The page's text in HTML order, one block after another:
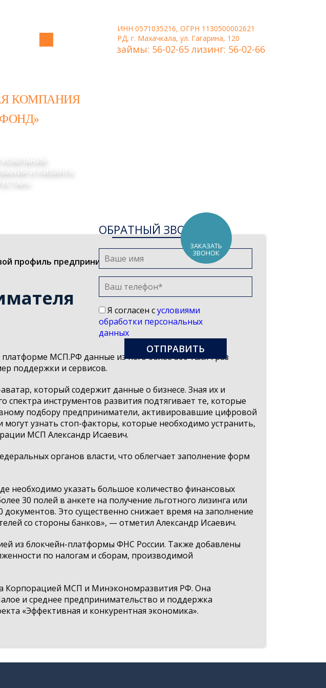
ИНН 0571035216, ОГРН 1130500002621
РД, г. Махачкала, ул. Гагарина, 120
займы: 56-02-65 лизинг: 56-02-66
КОМПАНИЯ
И ЛИЗИНГА
ЗАКАЗАТЬ
ЗВОНОК
ОБРАТНЫЙ ЗВОНОК
Я согласен сусловиями
обработки персональных
данных
профиль предпринимателя
МСП.РФ данные из него более 800 тысяч раз
поддержки и сервисов.
который содержит данные о бизнесе. Зная их и
спектра инструментов развития подтягивает те, которые
подбору предприниматели, активировавшие цифровой
узнать стоп-факторы, которые необходимо устранить,
МСП Александр Исаевич.
органов власти, что облегчает заполнение форм
необходимо указать большое количество финансовых
30 полей в анкете на получение льготного лизинга или
Это существенно снижает время на заполнение
со стороны банков», — отметил Александр Исаевич.
из блокчейн-платформы ФНС России. Также добавлены
по налогам и сборам, производимой
Корпорацией МСП и Минэкономразвития РФ. Она
и среднее предпринимательство и поддержка
«Эффективная и конкурентная экономика».